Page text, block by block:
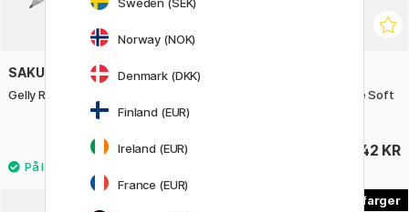
SAKURA
Gelly Roll Stardust
36 KR
Kalligrafipenn Fudenosuke Soft
42 KR
Norway (NOK)
Denmark (DKK)
Finland (EUR)
Ireland (EUR)
France (EUR)